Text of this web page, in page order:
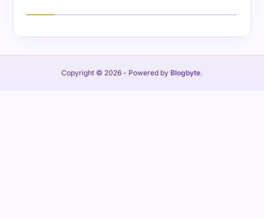
Copyright © 2026 - Powered by Blogbyte.